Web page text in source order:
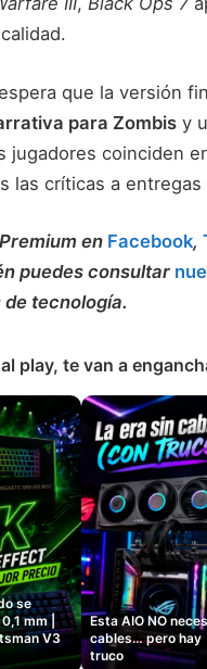
que la versión
para Zombis y
jugadores coinciden
las críticas a
en Facebook,
puedes consultar
tecnología.
play, te van a
se
mm |
V3
Esta AIO NO
cables… pero hay
truco